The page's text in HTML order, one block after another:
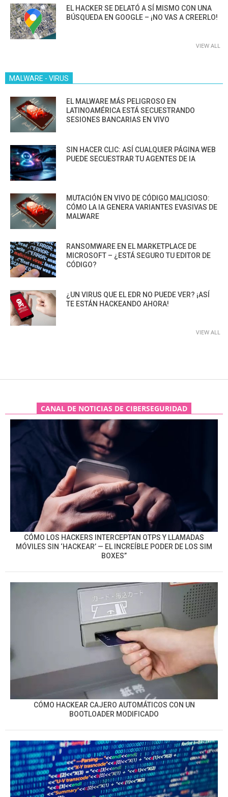
EL HACKER SE DELATÓ A SÍ MISMO CON UNA
BÚSQUEDA EN GOOGLE – ¡NO VAS A CREERLO!
VIEW ALL
MALWARE - VIRUS
EL MALWARE MÁS PELIGROSO EN
LATINOAMÉRICA ESTÁ SECUESTRANDO
SESIONES BANCARIAS EN VIVO
SIN HACER CLIC: ASÍ CUALQUIER PÁGINA WEB
PUEDE SECUESTRAR TU AGENTES DE IA
MUTACIÓN EN VIVO DE CÓDIGO MALICIOSO:
CÓMO LA IA GENERA VARIANTES EVASIVAS DE
MALWARE
RANSOMWARE EN EL MARKETPLACE DE
MICROSOFT – ¿ESTÁ SEGURO TU EDITOR DE
CÓDIGO?
¿UN VIRUS QUE EL EDR NO PUEDE VER? ¡ASÍ
TE ESTÁN HACKEANDO AHORA!
VIEW ALL
CANAL DE NOTICIAS DE CIBERSEGURIDAD
CÓMO LOS HACKERS INTERCEPTAN OTPS Y LLAMADAS
MÓVILES SIN ‘HACKEAR’ — EL INCREÍBLE PODER DE LOS SIM
BOXES”
CÓMO HACKEAR CAJERO AUTOMÁTICOS CON UN
BOOTLOADER MODIFICADO